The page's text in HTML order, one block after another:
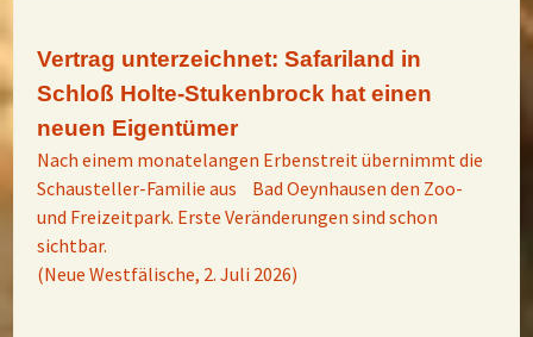
Vertrag unterzeichnet: Safariland in
Schloß Holte-Stukenbrock hat einen
neuen Eigentümer
Nach einem monatelangen Erbenstreit übernimmt die
Schausteller-Familie aus Bad Oeynhausen den Zoo-
und Freizeitpark. Erste Veränderungen sind schon
sichtbar.
(Neue Westfälische, 2. Juli 2026)